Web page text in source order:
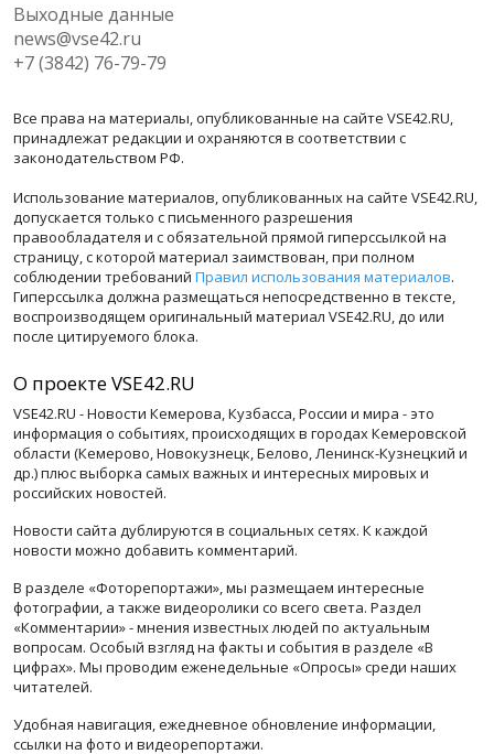
Выходные данные
news@vse42.ru
+7 (3842) 76-79-79
Все права на материалы, опубликованные на сайте VSE42.RU,
принадлежат редакции и охраняются в соответствии с
законодательством РФ.
Использование материалов, опубликованных на сайте VSE42.RU,
допускается только с письменного разрешения
правообладателя и с обязательной прямой гиперссылкой на
страницу, с которой материал заимствован, при полном
соблюдении требований Правил использования материалов.
Гиперссылка должна размещаться непосредственно в тексте,
воспроизводящем оригинальный материал VSE42.RU, до или
после цитируемого блока.
О проекте VSE42.RU
VSE42.RU - Новости Кемерова, Кузбасса, России и мира - это
информация о событиях, происходящих в городах Кемеровской
области (Кемерово, Новокузнецк, Белово, Ленинск-Кузнецкий и
др.) плюс выборка самых важных и интересных мировых и
российских новостей.
Новости сайта дублируются в социальных сетях. К каждой
новости можно добавить комментарий.
В разделе «Фоторепортажи», мы размещаем интересные
фотографии, а также видеоролики со всего света. Раздел
«Комментарии» - мнения известных людей по актуальным
вопросам. Особый взгляд на факты и события в разделе «В
цифрах». Мы проводим еженедельные «Опросы» среди наших
читателей.
Удобная навигация, ежедневное обновление информации,
ссылки на фото и видеорепортажи.